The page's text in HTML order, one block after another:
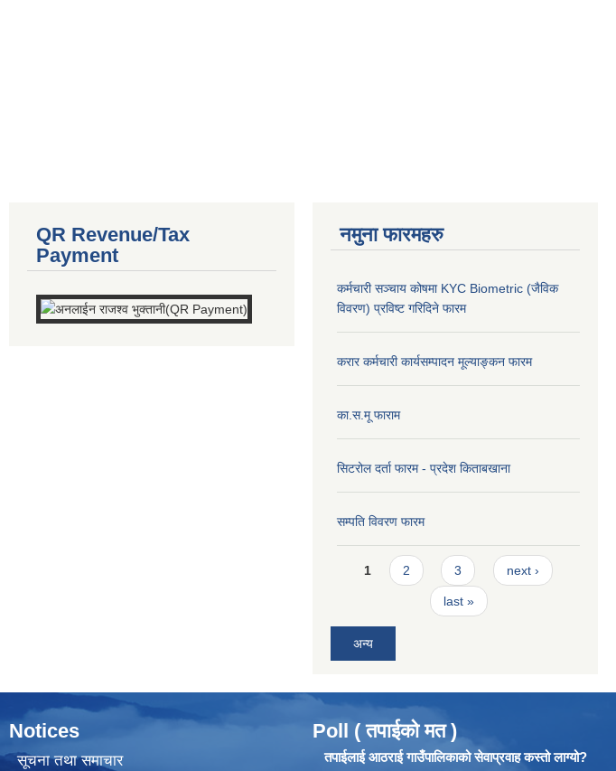
QR Revenue/Tax
Payment
नमुना फारमहरु
कर्मचारी सञ्चाय कोषमा KYC Biometric (जैविक
विवरण) प्रविष्ट गरिदिने फारम
करार कर्मचारी कार्यसम्पादन मूल्याङ्कन फारम
का.स.मू फाराम
सिटरोल दर्ता फारम - प्रदेश किताबखाना
सम्पति विवरण फारम
Pages
1 2 3 next ›
last »
अन्य
Notices
सूचना तथा समाचार
Poll ( तपाईको मत )
तपाईलाई आठराई गाउँपालिकाको सेवाप्रवाह कस्तो लाग्यो?